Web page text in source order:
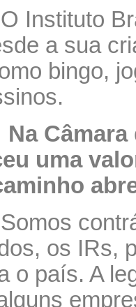
Instituto
a sua
bingo,
uma
os IRs,
o país. A